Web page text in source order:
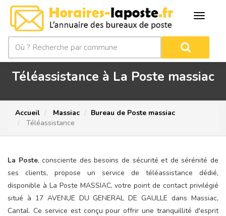
Téléassistance à La Poste massiac
Accueil Massiac
Bureau de Poste massiac
Téléassistance
La Poste, consciente des besoins de sécurité et de sérénité de
ses clients, propose un service de téléassistance dédié,
disponible à La Poste MASSIAC, votre point de contact privilégié
situé à 17 AVENUE DU GENERAL DE GAULLE dans Massiac,
Cantal. Ce service est conçu pour offrir une tranquillité d'esprit